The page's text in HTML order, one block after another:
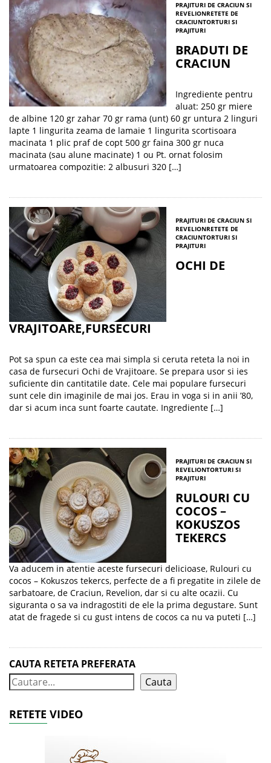
PRAJITURI DE CRACIUN SI
REVELIONRETETE DE
CRACIUNTORTURI SI
PRAJITURI
BRADUTI DE
CRACIUN
Ingrediente pentru
aluat: 250 gr miere
de albine 120 gr zahar 70 gr rama (unt) 60 gr untura 2 linguri
lapte 1 lingurita zeama de lamaie 1 lingurita scortisoara
macinata 1 plic praf de copt 500 gr faina 300 gr nuca
macinata (sau alune macinate) 1 ou Pt. ornat folosim
urmatoarea compozitie: 2 albusuri 320 […]
PRAJITURI DE CRACIUN SI
REVELIONRETETE DE
CRACIUNTORTURI SI
PRAJITURI
OCHI DE
VRAJITOARE,FURSECURI
Pot sa spun ca este cea mai simpla si ceruta reteta la noi in
casa de fursecuri Ochi de Vrajitoare. Se prepara usor si ies
suficiente din cantitatile date. Cele mai populare fursecuri
sunt cele din imaginile de mai jos. Erau in voga si in anii ’80,
dar si acum inca sunt foarte cautate. Ingrediente […]
PRAJITURI DE CRACIUN SI
REVELIONTORTURI SI
PRAJITURI
RULOURI CU
COCOS –
KOKUSZOS
TEKERCS
Va aducem in atentie aceste fursecuri delicioase, Rulouri cu
cocos – Kokuszos tekercs, perfecte de a fi pregatite in zilele de
sarbatoare, de Craciun, Revelion, dar si cu alte ocazii. Cu
siguranta o sa va indragostiti de ele la prima degustare. Sunt
atat de fragede si cu gust intens de cocos ca nu va puteti […]
CAUTA RETETA PREFERATA
Cauta
RETETE VIDEO